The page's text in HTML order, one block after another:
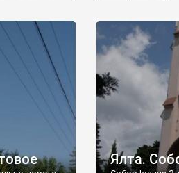
Ялта.